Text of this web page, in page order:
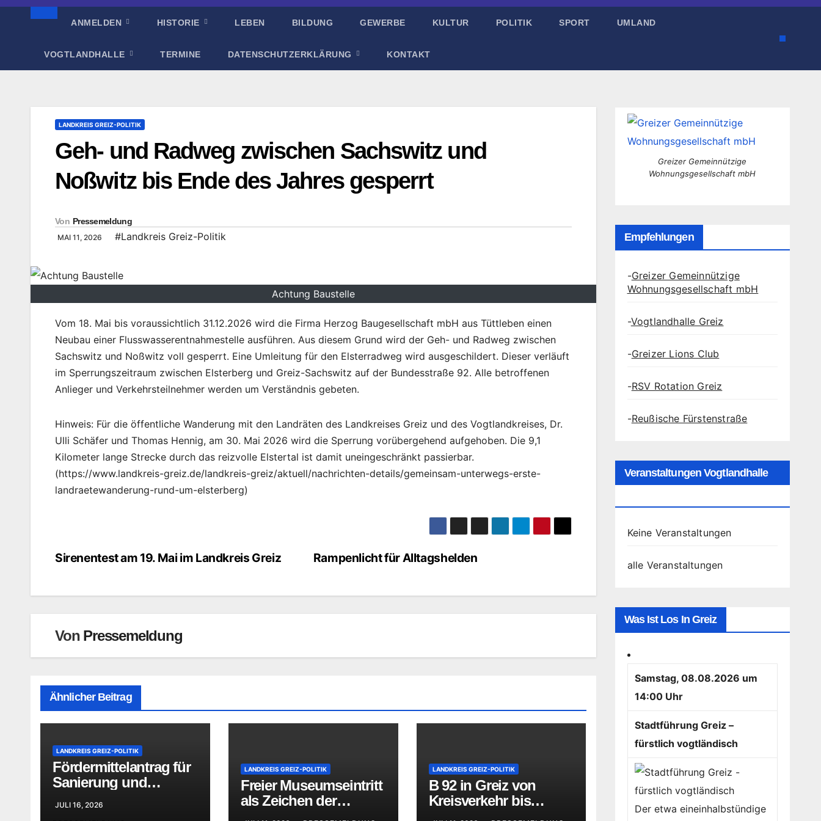
ANMELDEN HISTORIE LEBEN BILDUNG GEWERBE KULTUR POLITIK SPORT UMLAND
VOGTLANDHALLE TERMINE DATENSCHUTZERKLÄRUNG KONTAKT
LANDKREIS GREIZ-POLITIK
Geh- und Radweg zwischen Sachswitz und
Noßwitz bis Ende des Jahres gesperrt
Von Pressemeldung
MAI 11, 2026 #Landkreis Greiz-Politik
Achtung Baustelle
Vom 18. Mai bis voraussichtlich 31.12.2026 wird die Firma Herzog Baugesellschaft mbH aus Tüttleben einen
Neubau einer Flusswasserentnahmestelle ausführen. Aus diesem Grund wird der Geh- und Radweg zwischen
Sachswitz und Noßwitz voll gesperrt. Eine Umleitung für den Elsterradweg wird ausgeschildert. Dieser verläuft
im Sperrungszeitraum zwischen Elsterberg und Greiz-Sachswitz auf der Bundesstraße 92. Alle betroffenen
Anlieger und Verkehrsteilnehmer werden um Verständnis gebeten.
Hinweis: Für die öffentliche Wanderung mit den Landräten des Landkreises Greiz und des Vogtlandkreises, Dr.
Ulli Schäfer und Thomas Hennig, am 30. Mai 2026 wird die Sperrung vorübergehend aufgehoben. Die 9,1
Kilometer lange Strecke durch das reizvolle Elstertal ist damit uneingeschränkt passierbar.
(https://www.landkreis-greiz.de/landkreis-greiz/aktuell/nachrichten-details/gemeinsam-unterwegs-erste-
landraetewanderung-rund-um-elsterberg)
Beitragsnavigation Rampenlicht für Alltagshelden
Sirenentest am 19. Mai im Landkreis Greiz
Von Pressemeldung
Ähnlicher Beitrag
LANDKREIS GREIZ-POLITIK
Fördermittelantrag für
Sanierung und
GymnasiumsWeida
JULI 16, 2026
LANDKREIS GREIZ-POLITIK
Freier Museumseintritt
als Zeichen der
LANDKREIS GREIZ-POLITIK
B 92 in Greiz von
Kreisverkehr bis
Greizer Gemeinnützige
Wohnungsgesellschaft mbH
Empfehlungen
-Greizer Gemeinnützige
Wohnungsgesellschaft mbH
-Vogtlandhalle Greiz
-Greizer Lions Club
-RSV Rotation Greiz
-Reußische Fürstenstraße
Veranstaltungen Vogtlandhalle
Keine Veranstaltungen
alle Veranstaltungen
Was Ist Los In Greiz
Samstag, 08.08.2026 um
14:00 Uhr
Stadtführung Greiz –
fürstlich vogtländisch
Der etwa eineinhalbstündige